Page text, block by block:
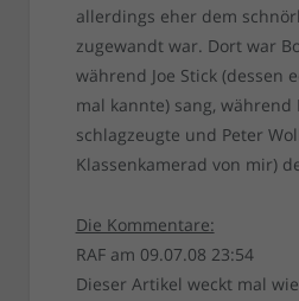
allerdings eher dem
zugewandt war. Dort war
während Joe Stick (dessen
mal kannte) sang, während
schlagzeugte und Peter
Klassenkamerad von mir)
Die Kommentare:
RAF am 09.07.08 23:54
Dieser Artikel weckt mal